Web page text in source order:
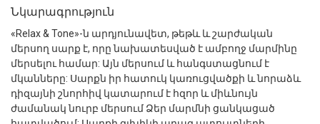
Նկարագրություն
«Relax & Tone»-ն արդյունավետ, թեթև և շարժական
մերսող սարք է, որը նախատեսված է ամբողջ մարմինը
մերսելու համար: Այն մերսում և հանգստացնում է
մկանները: Սարքն իր հատուկ կառուցվածքի և նորաձև
դիզայնի շնորհիվ կատարում է հզոր և միևնույն
ժամանակ նուրբ մերսում Ձեր մարմնի ցանկացած